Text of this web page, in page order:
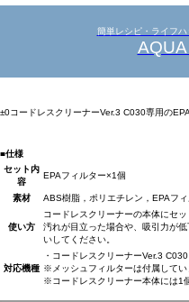
簡単レシピ・ライフ
±0コードレスクリーナーVer.3 C030専用の
■仕様
セット内
容
EPAフィルター×1個
素材 ABS樹脂，ポリエチレン，EPAフィ
使い方
コードレスクリーナーの本体にセッ
汚れが目立った場合や、吸引力が
いしてください。
対応機種
・コードレスクリーナーVer.3 C030
※メッシュフィルターは付属してい
※コードレスクリーナー本体には1